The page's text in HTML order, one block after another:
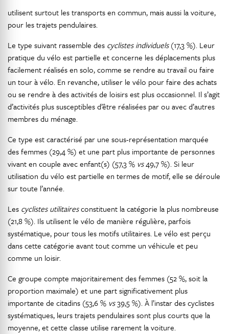
utilisent surtout les transports en commun, mais aussi la voiture,
pour les trajets pendulaires.
Le type suivant rassemble des cyclistes individuels(17,3 %). Leur
pratique du vélo est partielle et concerne les déplacements plus
facilement réalisés en solo, comme se rendre au travail ou faire
un tour à vélo. En revanche, utiliser le vélo pour faire des achats
ou se rendre à des activités de loisirs est plus occasionnel. Il s’agit
d’activités plus susceptibles d’être réalisées par ou avec d’autres
membres du ménage.
Ce type est caractérisé par une sous-représentation marquée
des femmes (29,4 %) et une part plus importante de personnes
vivant en couple avec enfant(s) (57,3 % vs49,7 %). Si leur
utilisation du vélo est partielle en termes de motif, elle se déroule
sur toute l’année.
Les cyclistes utilitairesconstituent la catégorie la plus nombreuse
(21,8 %). Ils utilisent le vélo de manière régulière, parfois
systématique, pour tous les motifs utilitaires. Le vélo est perçu
dans cette catégorie avant tout comme un véhicule et peu
comme un loisir.
Ce groupe compte majoritairement des femmes (52 %, soit la
proportion maximale) et une part significativement plus
importante de citadins (53,6 % vs39,5 %). À l’instar des cyclistes
systématiques, leurs trajets pendulaires sont plus courts que la
moyenne, et cette classe utilise rarement la voiture.